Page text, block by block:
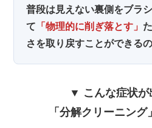
普段は見えない裏側をブラ
て 「物理的に削ぎ落とす」
さを取り戻すことができるの
▼ こんな症状が
「分解クリーニン